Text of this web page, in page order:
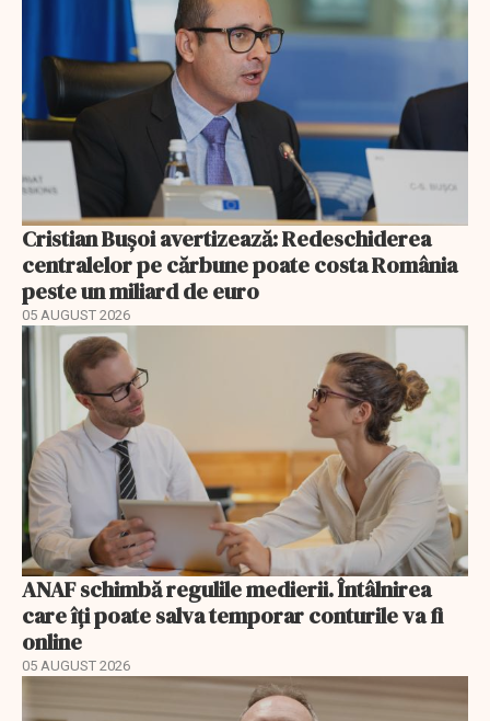
Cristian Bușoi avertizează: Redeschiderea
centralelor pe cărbune poate costa România
peste un miliard de euro
05 AUGUST 2026
ANAF schimbă regulile medierii. Întâlnirea
care îți poate salva temporar conturile va fi
online
05 AUGUST 2026